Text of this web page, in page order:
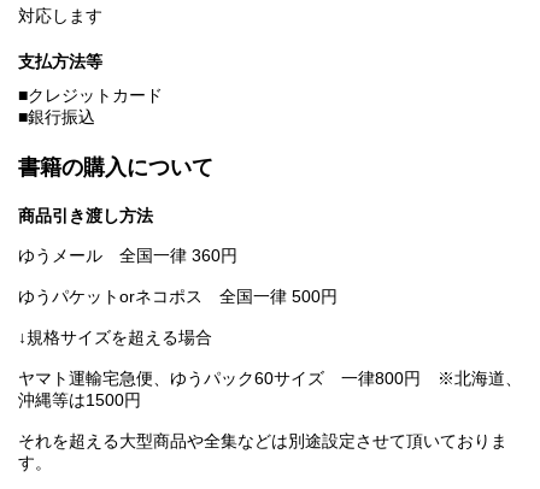
対応します
支払方法等
■クレジットカード
■銀行振込
書籍の購入について
商品引き渡し方法
ゆうメール 全国一律 360円
ゆうパケットorネコポス 全国一律 500円
↓規格サイズを超える場合
ヤマト運輸宅急便、ゆうパック60サイズ 一律800円 ※北海道、
沖縄等は1500円
それを超える大型商品や全集などは別途設定させて頂いておりま
す。